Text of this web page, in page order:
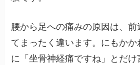
腰から足への痛みの原因は、前
てまったく違います。にもかか
に「坐骨神経痛ですね」とだ